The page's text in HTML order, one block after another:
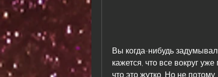
Вы когда-нибудь
кажется, что все вокруг
что это жутко. Но не